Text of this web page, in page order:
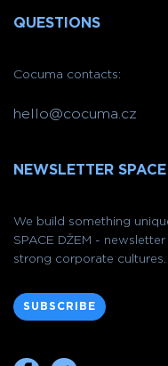
QUESTIONS
Cocuma contacts:
hello@cocuma.cz
NEWSLETTER
We build something
SPACE DŽEM -
strong corporate cultures.
SUBSCRIBE